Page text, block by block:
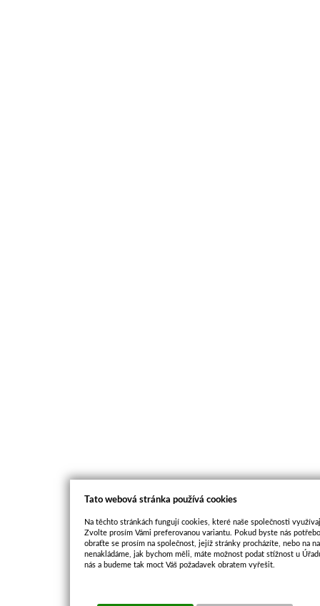
Tato webová stránka používá cookies
Na těchto stránkách fungují cookies, které naše společnosti
Zvolte prosím Vámi preferovanou variantu. Pokud byste nás
obraťte se prosím na společnost, jejíž stránky procházíte, nebo na
nenakládáme, jak bychom měli, máte možnost podat stížnost u
nás a budeme tak moct Váš požadavek obratem vyřešit.